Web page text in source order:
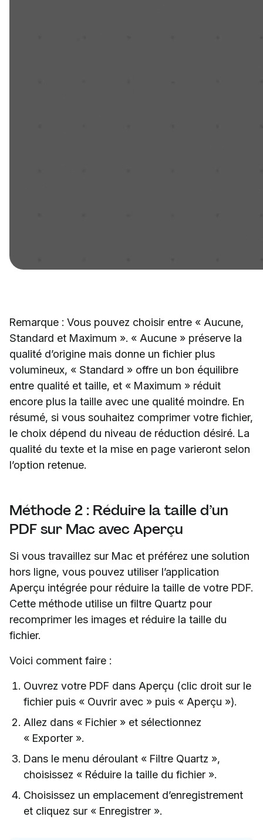
Remarque : Vous pouvez choisir entre « Aucune,
Standard et Maximum ». « Aucune » préserve la
qualité d’origine mais donne un fichier plus
volumineux, « Standard » offre un bon équilibre
entre qualité et taille, et « Maximum » réduit
encore plus la taille avec une qualité moindre. En
résumé, si vous souhaitez comprimer votre fichier,
le choix dépend du niveau de réduction désiré. La
qualité du texte et la mise en page varieront selon
l’option retenue.
Méthode 2 : Réduire la taille d’un
PDF sur Mac avec Aperçu
Si vous travaillez sur Mac et préférez une solution
hors ligne, vous pouvez utiliser l’application
Aperçu intégrée pour réduire la taille de votre PDF.
Cette méthode utilise un filtre Quartz pour
recomprimer les images et réduire la taille du
fichier.
Voici comment faire :
Ouvrez votre PDF dans Aperçu (clic droit sur le
fichier puis « Ouvrir avec » puis « Aperçu »).
Allez dans « Fichier » et sélectionnez
« Exporter ».
Dans le menu déroulant « Filtre Quartz »,
choisissez « Réduire la taille du fichier ».
Choisissez un emplacement d’enregistrement
et cliquez sur « Enregistrer ».